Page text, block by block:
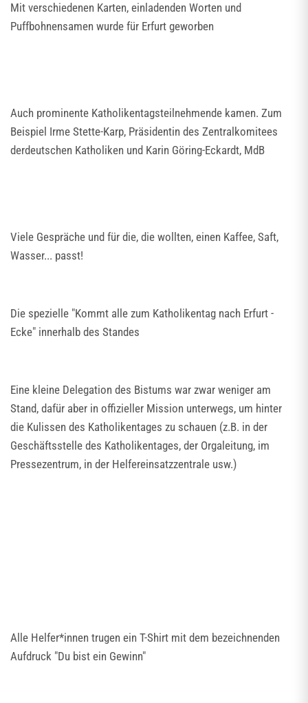
Mit verschiedenen Karten, einladenden Worten und
Puffbohnensamen wurde für Erfurt geworben
Auch prominente Katholikentagsteilnehmende kamen. Zum
Beispiel Irme Stette-Karp, Präsidentin des Zentralkomitees
derdeutschen Katholiken und Karin Göring-Eckardt, MdB
Viele Gespräche und für die, die wollten, einen Kaffee, Saft,
Wasser... passt!
Die spezielle "Kommt alle zum Katholikentag nach Erfurt -
Ecke" innerhalb des Standes
Eine kleine Delegation des Bistums war zwar weniger am
Stand, dafür aber in offizieller Mission unterwegs, um hinter
die Kulissen des Katholikentages zu schauen (z.B. in der
Geschäftsstelle des Katholikentages, der Orgaleitung, im
Pressezentrum, in der Helfereinsatzzentrale usw.)
Alle Helfer*innen trugen ein T-Shirt mit dem bezeichnenden
Aufdruck "Du bist ein Gewinn"